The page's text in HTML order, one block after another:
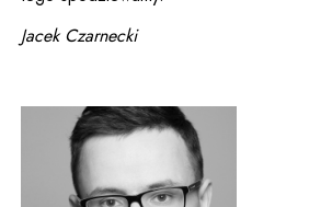
Jacek Czarnecki